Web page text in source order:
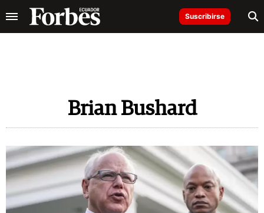
Suscribirse
Brian Bushard